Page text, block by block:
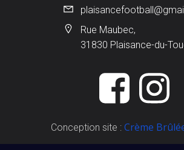
Rue Maubec,
31830 Plaisance-du-
Conception site : Crème